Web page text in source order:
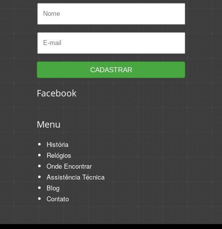
Facebook
Menu
História
Relógios
Onde Encontrar
Assistência Técnica
Blog
Contato